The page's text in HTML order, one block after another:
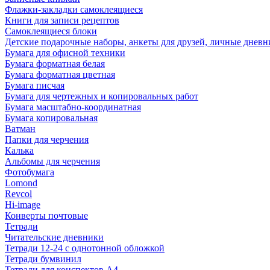
Флажки-закладки самоклеящиеся
Книги для записи рецептов
Самоклеящиеся блоки
Детские подарочные наборы, анкеты для друзей, личные
Бумага для офисной техники
Бумага форматная белая
Бумага форматная цветная
Бумага писчая
Бумага для чертежных и копировальных работ
Бумага масштабно-координатная
Бумага копировальная
Ватман
Папки для черчения
Калька
Альбомы для черчения
Фотобумага
Lomond
Revcol
Hi-image
Конверты почтовые
Тетради
Читательские дневники
Тетради 12-24 с однотонной обложкой
Тетради бумвинил